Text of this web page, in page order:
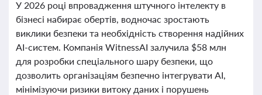
У 2026 році впровадження штучного інтелекту в
бізнесі набирає обертів, водночас зростають
виклики безпеки та необхідність створення надійних
AI-систем. Компанія WitnessAI залучила $58 млн
для розробки спеціального шару безпеки, що
дозволить організаціям безпечно інтегрувати AI,
мінімізуючи ризики витоку даних і порушень